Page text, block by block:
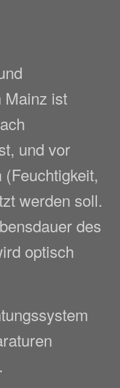
Mainz ist
und vor
werden soll.
des
optisch